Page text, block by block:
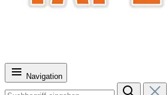
Navigation